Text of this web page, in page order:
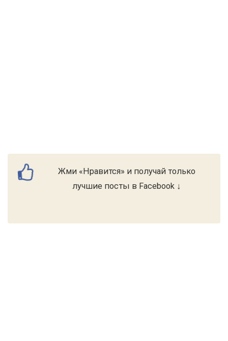
Жми «Нравится» и получай только
лучшие посты в Facebook ↓